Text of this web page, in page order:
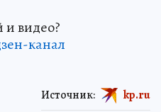
видео?
канал
Источник: kp.ru